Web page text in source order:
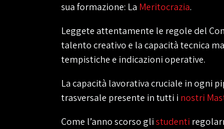
sua formazione: La Meritocrazia.
Leggete attentamente le regole del
talento creativo e la capacità tecnica
tempistiche e indicazioni operative.
La capacità lavorativa cruciale in ogni
trasversale presente in tutti i nostri
Come l’anno scorso glistudenti